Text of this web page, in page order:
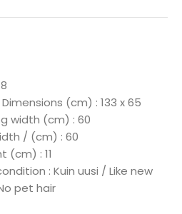
(cm) : 133 x 65
width (cm) : 60
/ (cm) : 60
(cm) : 11
: Kuin uusi / Like new
pet hair